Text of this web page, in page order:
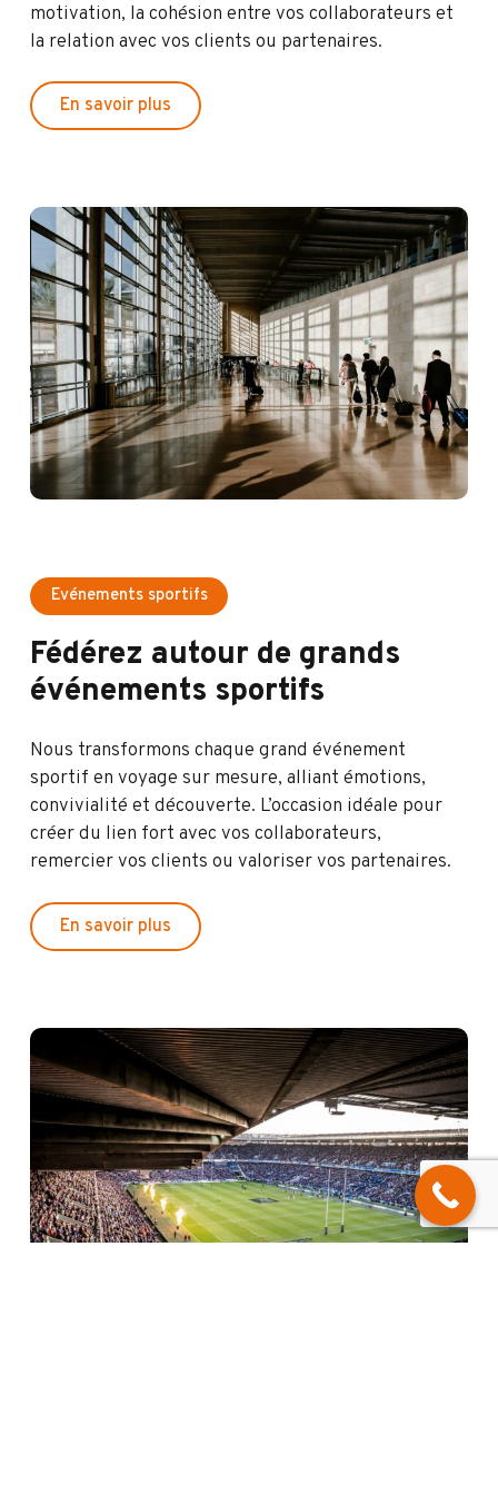
motivation, la cohésion entre vos collaborateurs et
la relation avec vos clients ou partenaires.
En savoir plus
Evénements sportifs
Fédérez autour de grands
événements sportifs
Nous transformons chaque grand événement
sportif en voyage sur mesure, alliant émotions,
convivialité et découverte. L’occasion idéale pour
créer du lien fort avec vos collaborateurs,
remercier vos clients ou valoriser vos partenaires.
En savoir plus